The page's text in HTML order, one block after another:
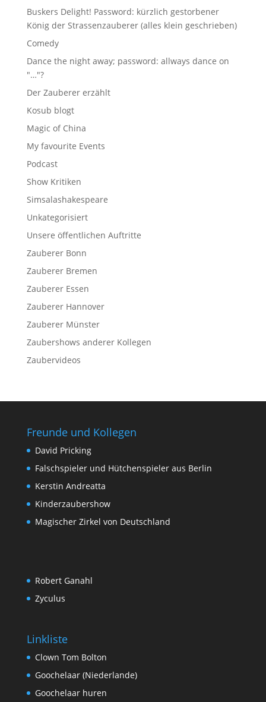
Buskers Delight! Password: kürzlich gestorbener
König der Strassenzauberer (alles klein geschrieben)
Comedy
Dance the night away; password: allways dance on
"…"?
Der Zauberer erzählt
Kosub blogt
Magic of China
My favourite Events
Podcast
Show Kritiken
Simsalashakespeare
Unkategorisiert
Unsere öffentlichen Auftritte
Zauberer Bonn
Zauberer Bremen
Zauberer Essen
Zauberer Hannover
Zauberer Münster
Zaubershows anderer Kollegen
Zaubervideos
Freunde und Kollegen
David Pricking
Falschspieler und Hütchenspieler aus Berlin
Kerstin Andreatta
Kinderzaubershow
Magischer Zirkel von Deutschland
Robert Ganahl
Zyculus
Linkliste
Clown Tom Bolton
Goochelaar (Niederlande)
Goochelaar huren